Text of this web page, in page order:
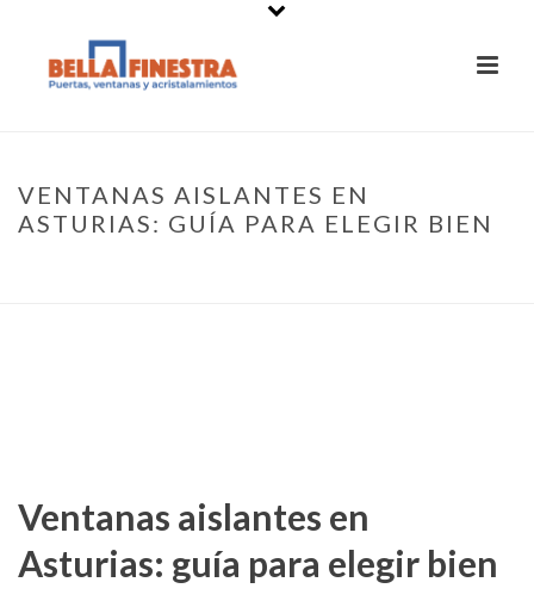
VENTANAS AISLANTES EN
ASTURIAS: GUÍA PARA ELEGIR BIEN
Ventanas aislantes en
Asturias: guía para elegir bien